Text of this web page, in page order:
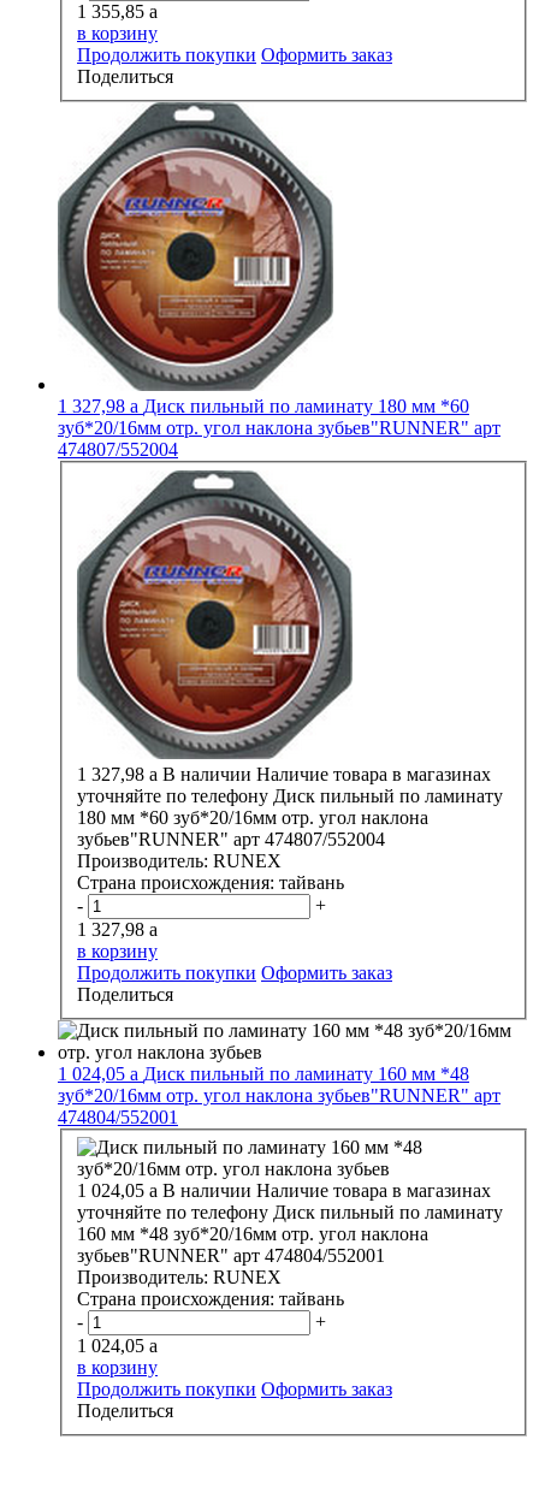
1 355,85 a
в корзину
Продолжить покупки Оформить заказ
Поделиться
1 327,98 a Диск пильный по ламинату 180 мм *60
зуб*20/16мм отр. угол наклона зубьев"RUNNER" арт
474807/552004
1 327,98 a В наличии Наличие товара в магазинах
уточняйте по телефону Диск пильный по ламинату
180 мм *60 зуб*20/16мм отр. угол наклона
зубьев"RUNNER" арт 474807/552004
Производитель: RUNEX
Страна происхождения: тайвань
-
+
1 327,98 a
в корзину
Продолжить покупки Оформить заказ
Поделиться
1 024,05 a Диск пильный по ламинату 160 мм *48
зуб*20/16мм отр. угол наклона зубьев"RUNNER" арт
474804/552001
1 024,05 a В наличии Наличие товара в магазинах
уточняйте по телефону Диск пильный по ламинату
160 мм *48 зуб*20/16мм отр. угол наклона
зубьев"RUNNER" арт 474804/552001
Производитель: RUNEX
Страна происхождения: тайвань
-
+
1 024,05 a
в корзину
Продолжить покупки Оформить заказ
Поделиться